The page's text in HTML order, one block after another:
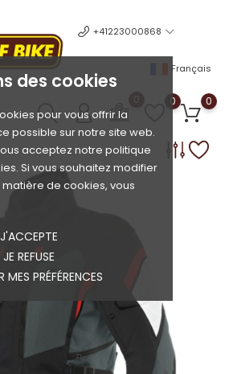
des cookies
pour vous offrir la
possible sur notre site web.
acceptez notre politique
Si vous souhaitez modifier
de cookies, vous
J'ACCEPTE
JE REFUSE
MES PRÉFÉRENCES
+41223000868
Français
0 0